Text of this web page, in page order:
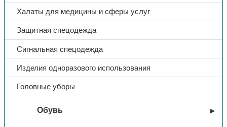
Халаты для медицины и сферы услуг
Защитная спецодежда
Сигнальная спецодежда
Изделия одноразового использования
Головные уборы
Обувь